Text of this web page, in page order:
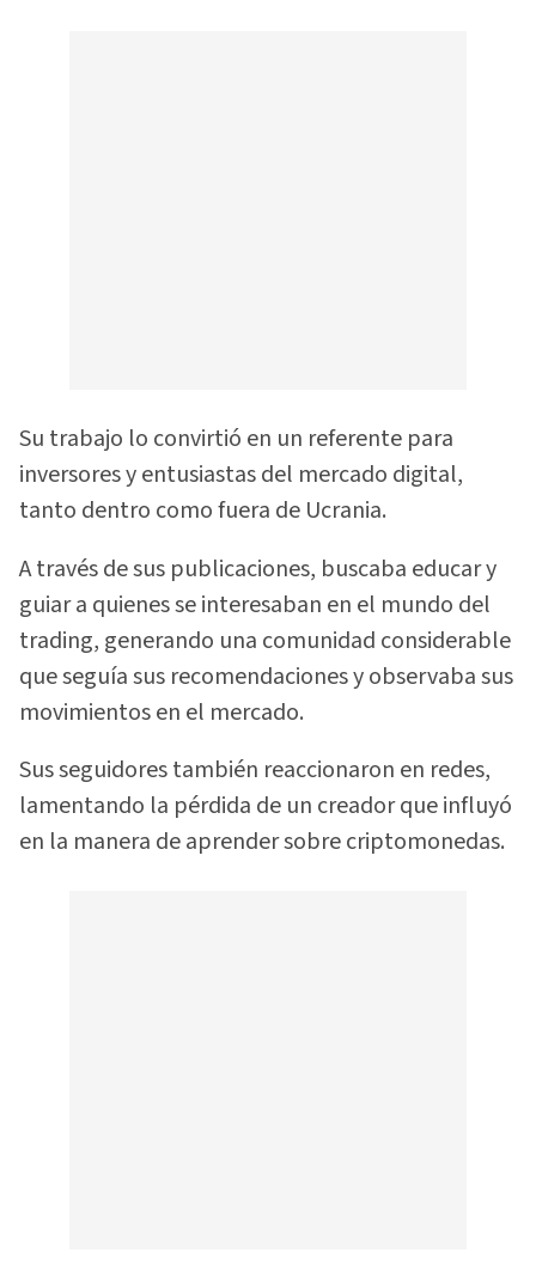
Su trabajo lo convirtió en un referente para
inversores y entusiastas del mercado digital,
tanto dentro como fuera de Ucrania.
A través de sus publicaciones, buscaba educar y
guiar a quienes se interesaban en el mundo del
trading, generando una comunidad considerable
que seguía sus recomendaciones y observaba sus
movimientos en el mercado.
Sus seguidores también reaccionaron en redes,
lamentando la pérdida de un creador que influyó
en la manera de aprender sobre criptomonedas.